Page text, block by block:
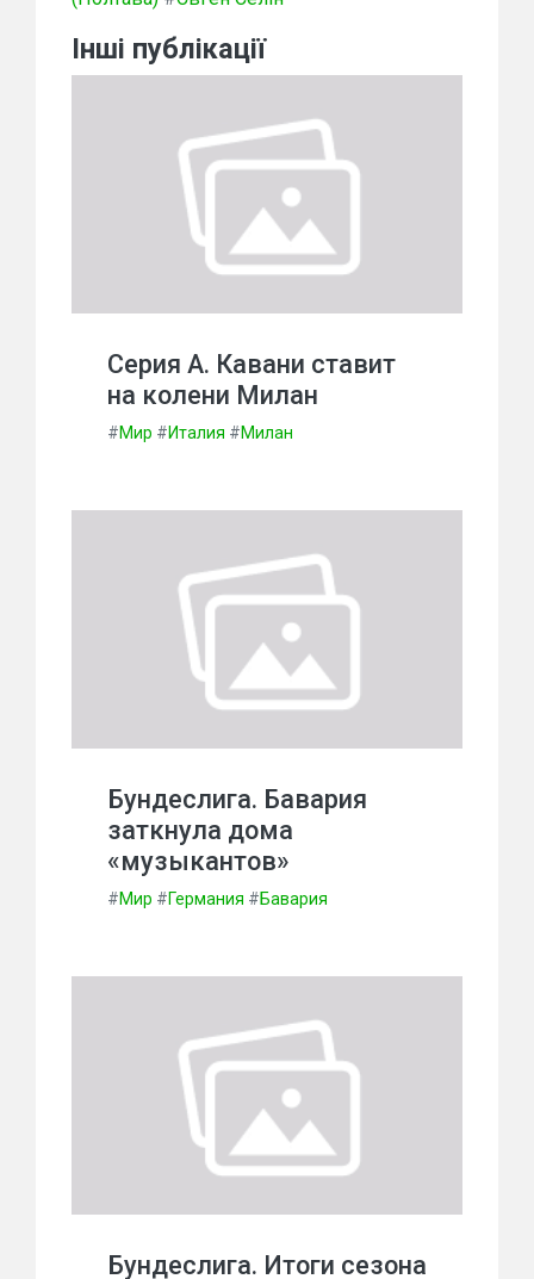
Інші публікації
Серия А. Кавани ставит
на колени Милан
#Мир #Италия #Милан
Бундеслига. Бавария
заткнула дома
«музыкантов»
#Мир #Германия #Бавария
Бундеслига. Итоги сезона